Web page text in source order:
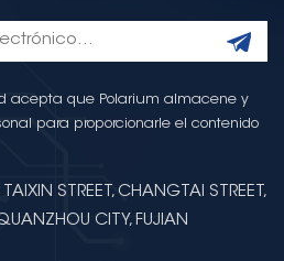
acepta que Polarium almacene y
para proporcionarle el contenido
STREET, CHANGTAI STREET,
CITY, FUJIAN